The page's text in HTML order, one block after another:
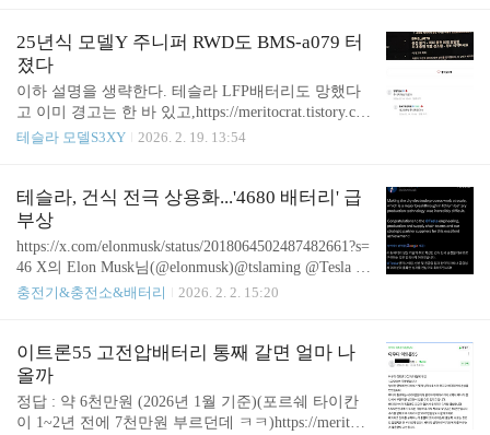
델Y를 구입하려고 세 번을 시승했는데, 세 번 다 다
른 인상을 받았다. 첫번째는 테슬라 매장에서 정식m
eritocrat.tistory.com 가격마저 1억이 넘어 버리더라고.
https://meritocrat.tistory.com/303 히트다 히트! 모델Y
신차가격 1억1천634만6천원테슬라코리아는 인벤토
리라는 메뉴를 통해 신차 또는 매입 중고차를 온라인
성화가 ..
25년식 모델Y 주니퍼 RWD도 BMS-a079 터
졌다
이하 설명을 생략한다. 테슬라 LFP배터리도 망했다
고 이미 경고는 한 바 있고,https://meritocrat.tistory.co
m/1669 테슬라, LFP 차량도 배터리 먹통...a079 사태
추정됐으며, a079에러... 발생 주요 사례 소개 https://
meritocrat.tistory.com/1631 테슬라 배터리 폭탄돌려막
기해meritocrat.tistory.com 이젠.... LFP 배터리라고, 2
5년식 신형 차량이라고 안심하지 마시길. https://bbs.r
uliweb.com/community/board/300143/read/74142405 테
슬라 모델Y 주니퍼도 bms 오류 터지..
테슬라 모델S3XY 2026. 2. 19. 13:54
테슬라, 건식 전극 상용화...'4680 배터리' 급
부상
https://x.com/elonmusk/status/2018064502487482661?s=
46 X의 Elon Musk님(@elonmusk)@tslaming @Tesla @
gigafactories @TeslaZoa Making the dry electrode proce
t. Congratulations to the @Tesla engineering, production
and supply chax.com 혹시 건식 전극 공정의 장점과기
대효과에 대해 관심 있으시면 아래 글 참고. "전고체
배터리로 가는 중..
충전기&충전소&배터리 2026. 2. 2. 15:20
이트론55 고전압배터리 통째 갈면 얼마 나
올까
정답 : 약 6천만원 (2026년 1월 기준)(포르쉐 타이칸
이 1~2년 전에 7천만원 부르던데 ㅋㅋ)https://meritocr